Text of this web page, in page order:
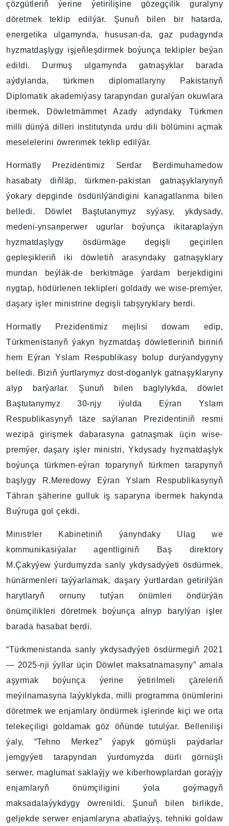
çözgütleriň ýerine ýetirilişine gözegçilik guralyny
döretmek teklip edilýär. Şunuň bilen bir hatarda,
energetika ulgamynda, hususan-da, gaz pudagynda
hyzmatdaşlygy işjeňleşdirmek boýunça teklipler beýan
edildi. Durmuş ulgamynda gatnaşyklar barada
aýdylanda, türkmen diplomatlaryny Pakistanyň
Diplomatik akademiýasy tarapyndan guralýan okuwlara
ibermek, Döwletmämmet Azady adyndaky Türkmen
milli dünýä dilleri institutynda urdu dili bölümini açmak
meselelerini öwrenmek teklip edilýär.
Hormatly Prezidentimiz Serdar Berdimuhamedow
hasabaty diňläp, türkmen-pakistan gatnaşyklarynyň
ýokary depginde ösdürilýändigini kanagatlanma bilen
belledi. Döwlet Baştutanymyz syýasy, ykdysady,
medeni-ynsanperwer ugurlar boýunça ikitaraplaýyn
hyzmatdaşlygy ösdürmäge degişli geçirilen
gepleşikleriň iki döwletiň arasyndaky gatnaşyklary
mundan beýläk-de berkitmäge ýardam berjekdigini
nygtap, hödürlenen teklipleri goldady we wise-premýer,
daşary işler ministrine degişli tabşyryklary berdi.
Hormatly Prezidentimiz mejlisi dowam edip,
Türkmenistanyň ýakyn hyzmatdaş döwletleriniň biriniň
hem Eýran Yslam Respublikasy bolup durýandygyny
belledi. Biziň ýurtlarymyz dost-doganlyk gatnaşyklaryny
alyp barýarlar. Şunuň bilen baglylykda, döwlet
Baştutanymyz 30-njy iýulda Eýran Yslam
Respublikasynyň täze saýlanan Prezidentiniň resmi
wezipä girişmek dabarasyna gatnaşmak üçin wise-
premýer, daşary işler ministri, Ykdysady hyzmatdaşlyk
boýunça türkmen-eýran toparynyň türkmen tarapynyň
başlygy R.Meredowy Eýran Yslam Respublikasynyň
Tähran şäherine gulluk iş saparyna ibermek hakynda
Buýruga gol çekdi.
Ministrler Kabinetiniň ýanyndaky Ulag we
kommunikasiýalar agentliginiň Baş direktory
M.Çakyýew ýurdumyzda sanly ykdysadyýeti ösdürmek,
hünärmenleri taýýarlamak, daşary ýurtlardan getirilýän
harytlaryň ornuny tutýan önümleri öndürýän
önümçilikleri döretmek boýunça alnyp barylýan işler
barada hasabat berdi.
“Türkmenistanda sanly ykdysadyýeti ösdürmegiň 2021
— 2025-nji ýyllar üçin Döwlet maksatnamasyny” amala
aşyrmak boýunça ýerine ýetirilmeli çäreleriň
meýilnamasyna laýyklykda, milli programma önümlerini
döretmek we enjamlary öndürmek işlerinde kiçi we orta
telekeçiligi goldamak göz öňünde tutulýar. Bellenilişi
ýaly, “Tehno Merkez” ýapyk görnüşli paýdarlar
jemgyýeti tarapyndan ýurdumyzda dürli görnüşli
serwer, maglumat saklaýjy we kiberhowplardan goraýjy
enjamlaryň önümçiligini ýola goýmagyň
maksadalaýykdygy öwrenildi. Şunuň bilen birlikde,
geljekde serwer enjamlaryna abatlaýyş, tehniki goldaw